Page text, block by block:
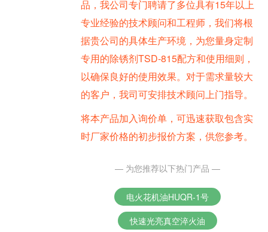
品，我公司专门聘请了多位具有15年以上
专业经验的技术顾问和工程师，我们将根
据贵公司的具体生产环境，为您量身定制
专用的除锈剂TSD-815配方和使用细则，
以确保良好的使用效果。对于需求量较大
的客户，我司可安排技术顾问上门指导。
将本产品加入询价单，可迅速获取包含实
时厂家价格的初步报价方案，供您参考。
— 为您推荐以下热门产品 —
电火花机油HUQR-1号
快速光亮真空淬火油